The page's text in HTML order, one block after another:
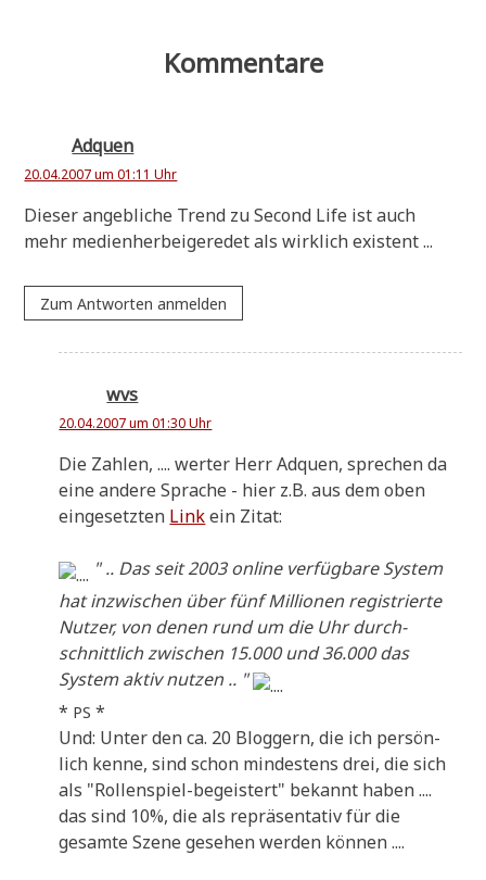
Kommentare
Adquen
20.04.2007 um 01:11 Uhr
Die­ser angeb­li­che Trend zu Second Life ist auch
mehr medi­en­her­bei­ge­re­det als wirk­lich existent ...
Zum Antworten anmelden
wvs
20.04.2007 um 01:30 Uhr
Die Zah­len, .... wer­ter Herr Adquen, spre­chen da
eine ande­re Spra­che - hier z.B. aus dem oben
ein­ge­setz­ten Linkein Zitat:
" .. Das seit 2003 online ver­füg­ba­re System
hat inzwi­schen über fünf Mil­lio­nen regi­strier­te
Nut­zer, von denen rund um die Uhr durch­
schnitt­lich zwi­schen 15.000 und 36.000 das
System aktiv nut­zen .. "
* PS *
Und: Unter den ca. 20 Blog­gern, die ich per­sön­
lich ken­ne, sind schon min­de­stens drei, die sich
als "Rol­len­spiel-begei­stert" bekannt haben ....
das sind 10%, die als reprä­sen­ta­tiv für die
gesam­te Sze­ne gese­hen wer­den können ....